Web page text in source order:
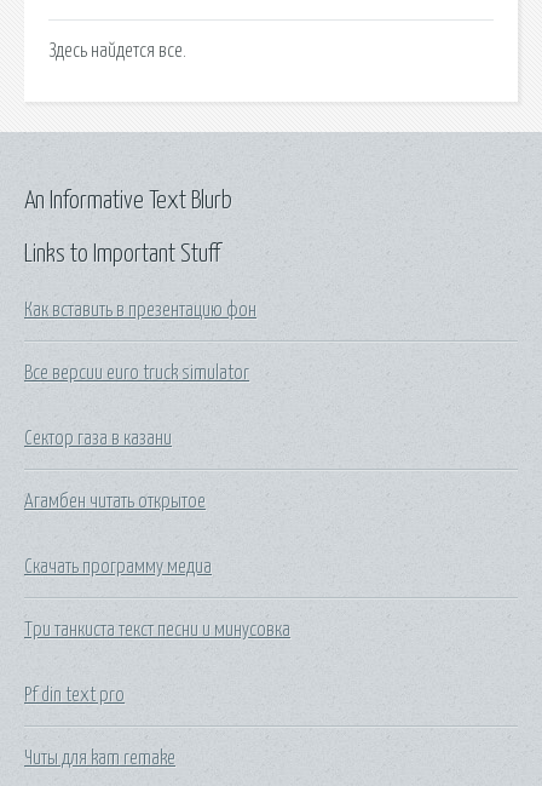
Здесь найдется все.
Links to Important Stuff
Как вставить в презентацию фон
Все версии euro truck simulator
Сектор газа в казани
Агамбен читать открытое
Скачать программу медиа
Три танкиста текст песни и минусовка
Pf din text pro
Читы для kam remake
An Informative Text Blurb